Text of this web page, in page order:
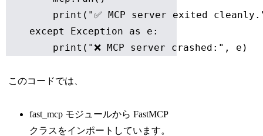
print("✅ MCP server exited
    except Exception as e:
このコードでは、
fast_mcp モジュールから FastMCP
クラスをインポートしています。